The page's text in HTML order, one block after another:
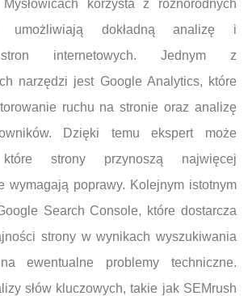
korzysta z różnorodnych
umożliwiają dokładną analizę i
stron internetowych. Jednym z
narzędzi jest Google Analytics, które
ruchu na stronie oraz analizę
Dzięki temu ekspert może
które strony przynoszą najwięcej
wymagają poprawy. Kolejnym istotnym
Search Console, które dostarcza
strony w wynikach wyszukiwania
ewentualne problemy techniczne.
słów kluczowych, takie jak SEMrush